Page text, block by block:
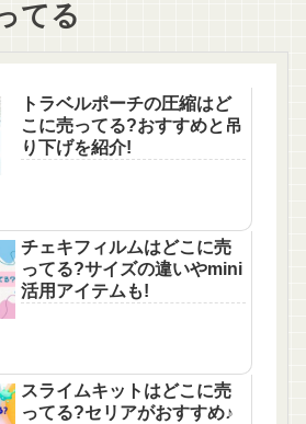
てる
トラベルポーチの圧縮はど
こに売ってる?おすすめと吊
り下げを紹介!
チェキフィルムはどこに売
ってる?サイズの違いやmini
活用アイテムも!
スライムキットはどこに売
ってる?セリアがおすすめ♪